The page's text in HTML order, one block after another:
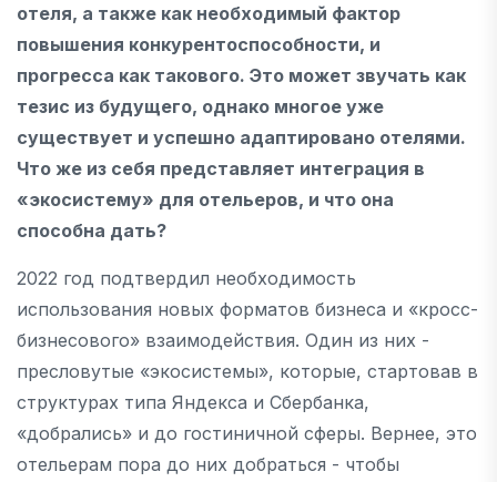
отеля, а также как необходимый фактор
повышения конкурентоспособности, и
прогресса как такового. Это может звучать как
тезис из будущего, однако многое уже
существует и успешно адаптировано отелями.
Что же из себя представляет интеграция в
«экосистему» для отельеров, и что она
способна дать?
2022 год подтвердил необходимость
использования новых форматов бизнеса и «кросс-
бизнесового» взаимодействия. Один из них -
пресловутые «экосистемы», которые, стартовав в
структурах типа Яндекса и Сбербанка,
«добрались» и до гостиничной сферы. Вернее, это
отельерам пора до них добраться - чтобы